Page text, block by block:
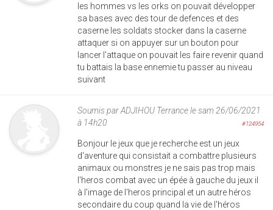
les hommes vs les orks on pouvait développer
sa bases avec des tour de defences et des
caserne les soldats stocker dans la caserne
attaquer si on appuyer sur un bouton pour
lancer l'attaque on pouvait les faire revenir quand
tu battais la base ennemie tu passer au niveau
suivant
Soumis parADJIHOU Terrancele sam 26/06/2021
à 14h20
#124954
Bonjour le jeux que je recherche est un jeux
d'aventure qui consistait a combattre plusieurs
animaux ou monstres je ne sais pas trop mais
l'heros combat avec un épée à gauche du jeux il
à l'image de l'heros principal et un autre héros
secondaire du coup quand la vie de l'héros